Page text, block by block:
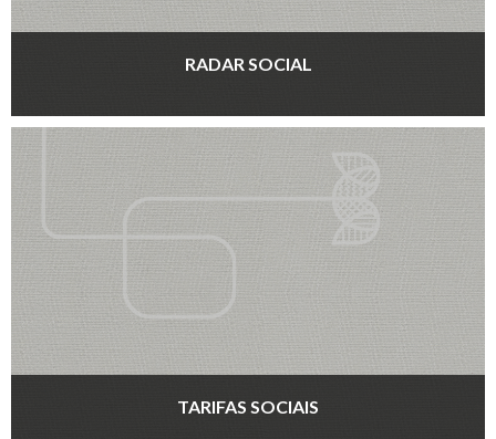
RADAR SOCIAL
TARIFAS SOCIAIS